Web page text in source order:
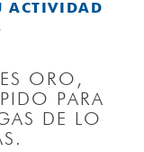
ACTIVIDAD
ORO,
PARA
DE LO